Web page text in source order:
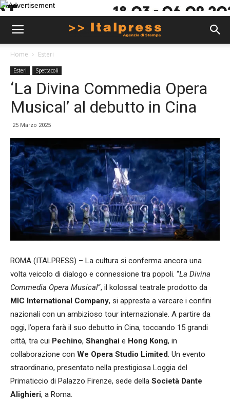
Home Esteri
Esteri Spettacoli
‘La Divina Commedia Opera
Musical’ al debutto in Cina
25 Marzo 2025
ROMA (ITALPRESS) – La cultura si conferma ancora una
volta veicolo di dialogo e connessione tra popoli. “La Divina
Commedia Opera Musical“, il kolossal teatrale prodotto da
MIC International Company, si appresta a varcare i confini
nazionali con un ambizioso tour internazionale. A partire da
oggi, l’opera farà il suo debutto in Cina, toccando 15 grandi
città, tra cui Pechino, Shanghai e Hong Kong, in
collaborazione con We Opera Studio Limited. Un evento
straordinario, presentato nella prestigiosa Loggia del
Primaticcio di Palazzo Firenze, sede della Società Dante
Alighieri, a Roma.